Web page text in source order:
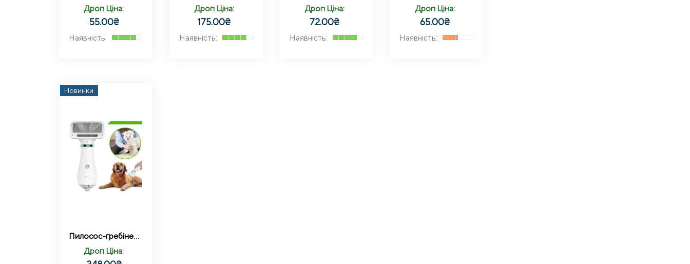
Дроп Ціна:
55.00₴
Дроп Ціна:
175.00₴
Дроп Ціна:
72.00₴
Дроп Ціна:
65.00₴
Новинки
Пилосос-гребінець для вовни Pet Grooming Dryer WN-10
Дроп Ціна: